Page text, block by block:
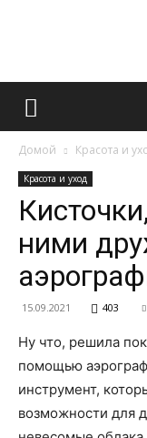
Домой Красота и
Красота и уход
ними
15.09.2021 403
Ну что, решила
помощью
инструмент,
возможности для